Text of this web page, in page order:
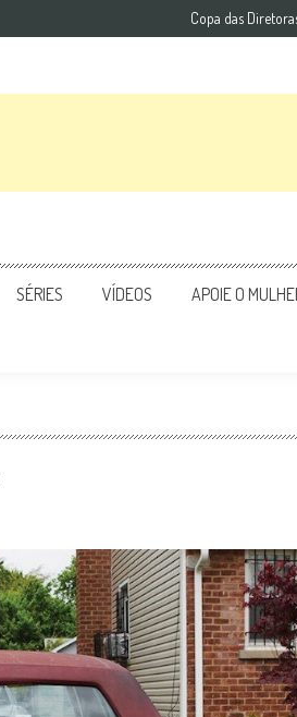
Copa das
SÉRIES VÍDEOS APOIE O